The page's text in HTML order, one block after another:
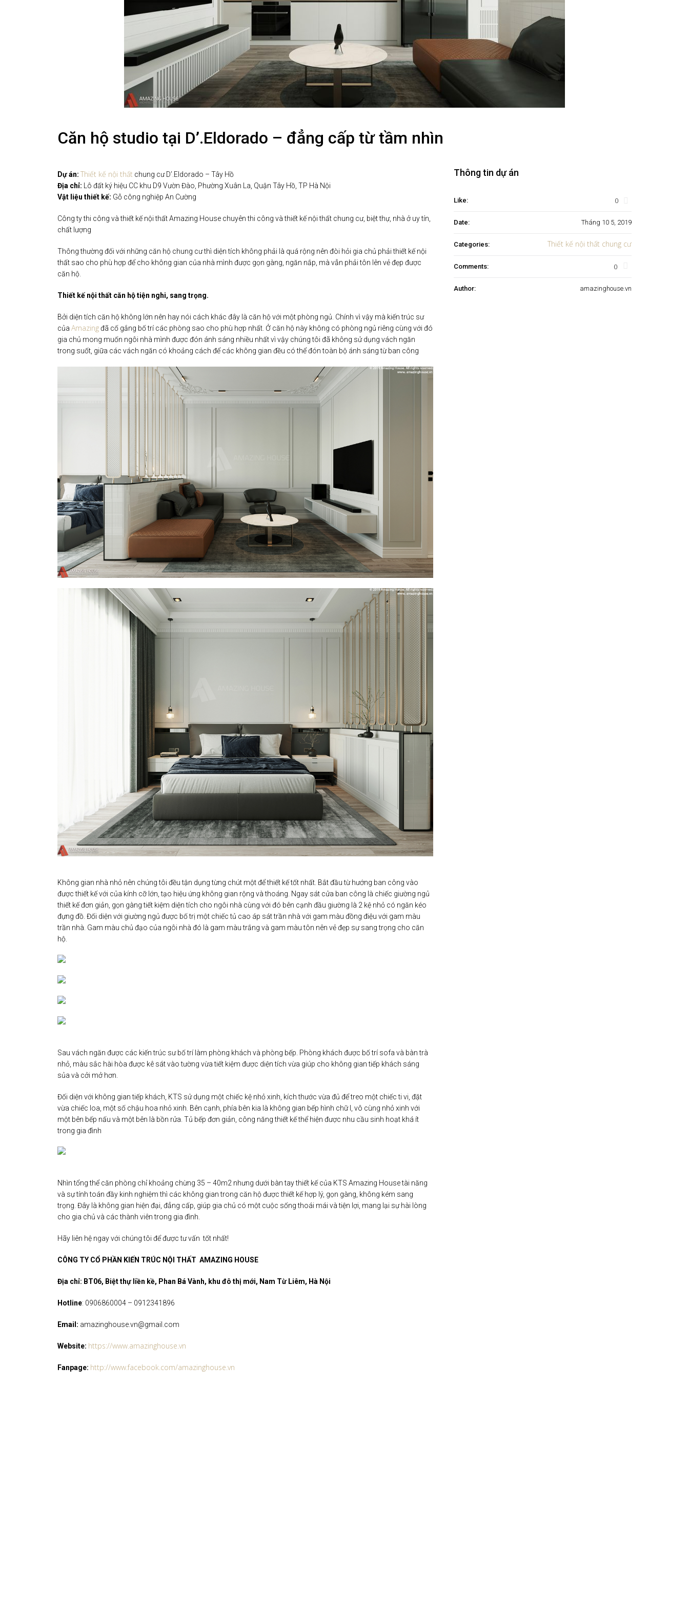
Căn hộ studio tại D’.Eldorado – đẳng cấp từ tầm nhìn
Dự án: Thiết kế nội thất chung cư D’.Eldorado – Tây Hồ
Địa chỉ: Lô đất ký hiệu CC khu D9 Vườn Đào, Phường Xuân La, Quận Tây Hồ, TP Hà Nội
Vật liệu thiết kế: Gỗ công nghiệp An Cường
Công ty thi công và thiết kế nội thất Amazing House chuyên thi công và thiết kế nội thất chung cư, biệt thự, nhà ở uy tín,
chất lượng
Thông thường đối với những căn hộ chung cư thì diện tích không phải là quá rộng nên đòi hỏi gia chủ phải thiết kế nội
thất sao cho phù hợp để cho không gian của nhà mình được gọn gàng, ngăn nắp, mà vẫn phải tôn lên vẻ đẹp được
căn hộ.
Thiết kế nội thất căn hộ tiện nghi, sang trọng.
Bởi diện tích căn hộ không lớn nên hay nói cách khác đây là căn hộ với một phòng ngủ. Chính vì vậy mà kiến trúc sư
của Amazingđã cố gắng bố trí các phòng sao cho phù hợp nhất. Ở căn hộ này không có phòng ngủ riêng cùng với đó
gia chủ mong muốn ngôi nhà mình được đón ánh sáng nhiều nhất vì vậy chúng tôi đã không sử dụng vách ngăn
trong suốt, giữa các vách ngăn có khoảng cách để các không gian đều có thể đón toàn bộ ánh sáng từ ban công
Không gian nhà nhỏ nên chúng tôi đều tận dụng từng chút một để thiết kế tốt nhất. Bắt đầu từ hướng ban công vào
được thiết kế với của kính cỡ lớn, tạo hiệu ứng không gian rộng và thoáng. Ngay sát cửa ban công là chiếc giường ngủ
thiết kế đơn giản, gọn gàng tiết kiệm diện tích cho ngôi nhà cùng với đó bên cạnh đầu giường là 2 kệ nhỏ có ngăn kéo
đựng đồ. Đối diện với giường ngủ được bố trị một chiếc tủ cao áp sát trần nhà với gam màu đồng điệu với gam màu
trần nhà. Gam màu chủ đạo của ngôi nhà đó là gam màu trắng và gam màu tôn nên vẻ đẹp sự sang trọng cho căn
hộ.
Sau vách ngăn được các kiến trúc sư bố trí làm phòng khách và phòng bếp. Phòng khách được bố trí sofa và bàn trà
nhỏ, màu sắc hài hòa được kê sát vào tường vừa tiết kiệm được diện tích vừa giúp cho không gian tiếp khách sáng
sủa và cởi mở hơn.
Đối diện với không gian tiếp khách, KTS sử dụng một chiếc kệ nhỏ xinh, kích thước vừa đủ để treo một chiếc ti vi, đặt
vừa chiếc loa, một số chậu hoa nhỏ xinh. Bên cạnh, phía bên kia là không gian bếp hình chữ I, vô cùng nhỏ xinh với
một bên bếp nấu và một bên là bồn rửa. Tủ bếp đơn giản, công năng thiết kế thể hiện được nhu cầu sinh hoạt khá ít
trong gia đình
Nhìn tổng thể căn phòng chỉ khoảng chừng 35 – 40m2 nhưng dưới bàn tay thiết kế của KTS Amazing House tài năng
và sự tính toán đầy kinh nghiệm thì các không gian trong căn hộ được thiết kế hợp lý, gọn gàng, không kém sang
trọng. Đây là không gian hiện đại, đẳng cấp, giúp gia chủ có một cuộc sống thoái mái và tiện lợi, mang lại sự hài lòng
cho gia chủ và các thành viên trong gia đình.
Hãy liên hệ ngay với chúng tôi để được tư vấn tốt nhất!
CÔNG TY CỔ PHẦN KIẾN TRÚC NỘI THẤT AMAZING HOUSE
Địa chỉ: BT06, Biệt thự liền kề, Phan Bá Vành, khu đô thị mới, Nam Từ Liêm, Hà Nội
Hotline: 0906860004 – 0912341896
Email: amazinghouse.vn@gmail.com
Website: https://www.amazinghouse.vn
Fanpage: http://www.facebook.com/amazinghouse.vn
Thông tin dự án
Like: 0
Date: Tháng 10 5, 2019
Categories: Thiết kế nội thất chung cư
Comments: 0
Author: amazinghouse.vn